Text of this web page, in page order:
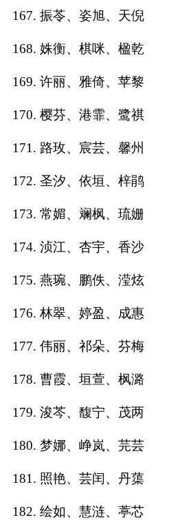
167. 振苓、姿旭、天倪
168. 姝衡、棋咪、楹乾
169. 许丽、雅倚、苹黎
170. 樱芬、港霏、鹭祺
171. 路玫、宸芸、馨州
172. 圣汐、依垣、梓鹃
173. 常媚、斓枫、琉姗
174. 浈江、杏宇、香沙
175. 燕琬、鹏佚、滢炫
176. 林翠、婷盈、成惠
177. 伟丽、祁朵、芬梅
178. 曹霞、垣萱、枫潞
179. 浚芩、馥宁、茂两
180. 梦娜、峥岚、芫芸
181. 照艳、芸闰、丹蕖
182. 绘如、慧涟、葶芯